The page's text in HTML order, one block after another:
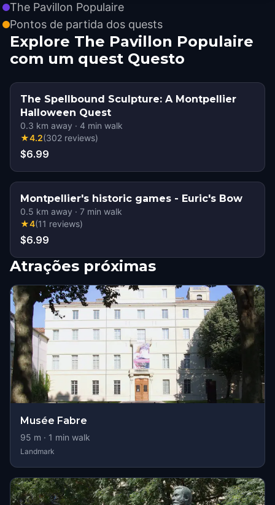
The Pavillon Populaire
Pontos de partida dos quests
Explore The Pavillon Populaire
com um quest Questo
The Spellbound Sculpture: A Montpellier
Halloween Quest
0.3 km away · 4 min walk
★4.2(302 reviews)
$6.99
Montpellier's historic games - Euric's Bow
0.5 km away · 7 min walk
★4(11 reviews)
$6.99
Atrações próximas
Musée Fabre
95 m · 1 min walk
Landmark